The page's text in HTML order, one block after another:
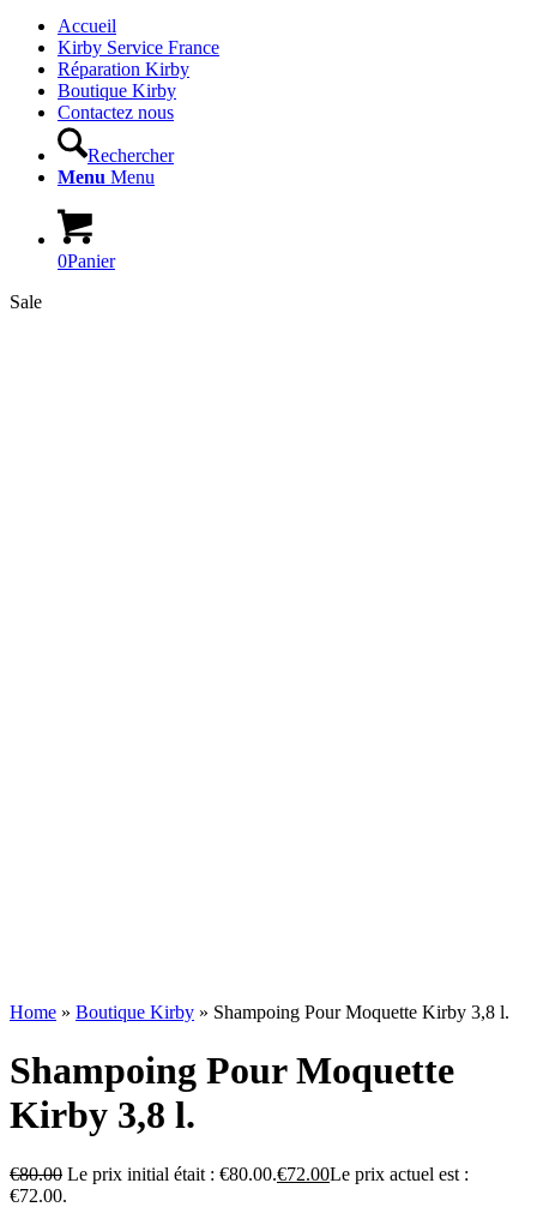
Accueil
Kirby Service France
Réparation Kirby
Boutique Kirby
Contactez nous
Rechercher
Menu Menu
0Panier
Sale
Home » Boutique Kirby » Shampoing Pour Moquette Kirby 3,8 l.
Shampoing Pour Moquette
Kirby 3,8 l.
€80.00 Le prix initial était : €80.00.€72.00Le prix actuel est :
€72.00.